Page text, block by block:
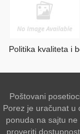
Politika kvaliteta i
Poštovani
Porez je uračunat u
ponuda na sajtu
proveriti